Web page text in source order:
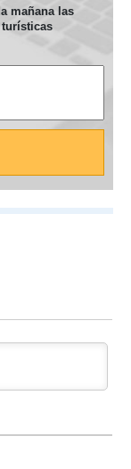
mañana las